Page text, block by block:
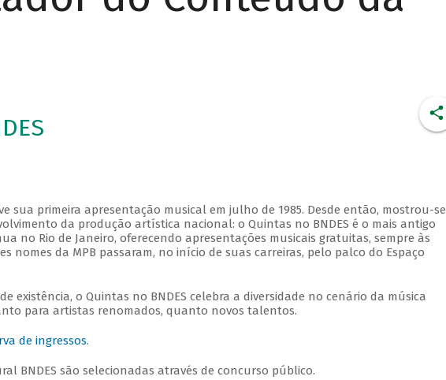
sua primeira apresentação musical em julho de 1985. Desde então, mostrou-se
da produção artística nacional: o Quintas no BNDES é o mais antigo
no Rio de Janeiro, oferecendo apresentações musicais gratuitas, sempre às
nomes da MPB passaram, no início de suas carreiras, pelo palco do Espaço
existência, o Quintas no BNDES celebra a diversidade no cenário da música
para artistas renomados, quanto novos talentos.
de ingressos.
BNDES são selecionadas através de concurso público.